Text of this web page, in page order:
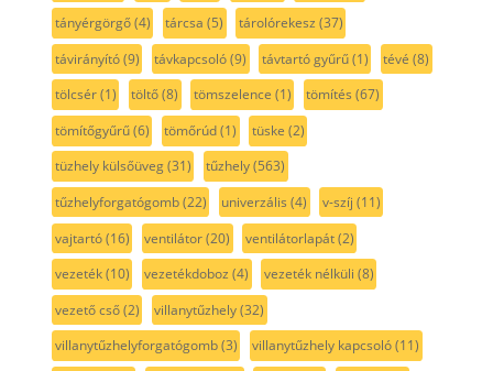
tányérgörgő(4) tárcsa (5) tárolórekesz (37)
távirányító(9) távkapcsoló(9) távtartó gyűrű(1) tévé (8)
tölcsér(1) töltő(8) tömszelence (1) tömítés (67)
tömítőgyűrű(6) tömőrúd(1) tüske (2)
tüzhely külsőüveg(31) tűzhely(563)
tűzhelyforgatógomb(22) univerzális (4) v-szíj (11)
vajtartó(16) ventilátor(20) ventilátorlapát(2)
vezeték(10) vezetékdoboz (4) vezeték nélküli (8)
vezető cső(2) villanytűzhely(32)
villanytűzhelyforgatógomb(3) villanytűzhely kapcsoló(11)